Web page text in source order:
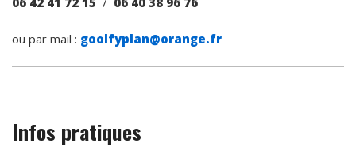
ou par mail : goolfyplan@orange.fr
Infos pratiques